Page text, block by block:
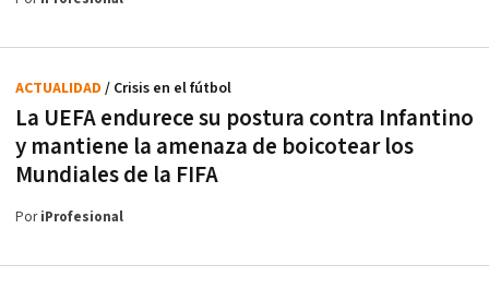
La UEFA endurece su postura contra Infantino
y mantiene la amenaza de boicotear los
Mundiales de la FIFA
ACTUALIDAD / Crisis en el fútbol
PoriProfesional